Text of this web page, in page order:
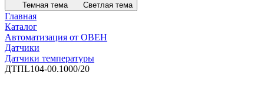
Темная тема Светлая тема
Главная
Каталог
Автоматизация от ОВЕН
Датчики
Датчики температуры
ДТПL104-00.1000/20